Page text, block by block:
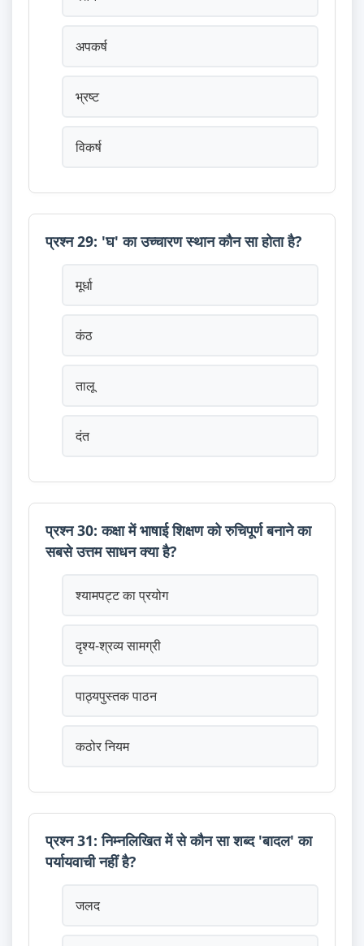
अपकर्ष
भ्रष्ट
विकर्ष
प्रश्न 29: 'घ' का उच्चारण स्थान कौन सा होता है?
मूर्धा
कंठ
तालू
दंत
प्रश्न 30: कक्षा में भाषाई शिक्षण को रुचिपूर्ण बनाने का
सबसे उत्तम साधन क्या है?
श्यामपट्ट का प्रयोग
दृश्य-श्रव्य सामग्री
पाठ्यपुस्तक पाठन
कठोर नियम
प्रश्न 31: निम्नलिखित में से कौन सा शब्द 'बादल' का
पर्यायवाची नहीं है?
जलद